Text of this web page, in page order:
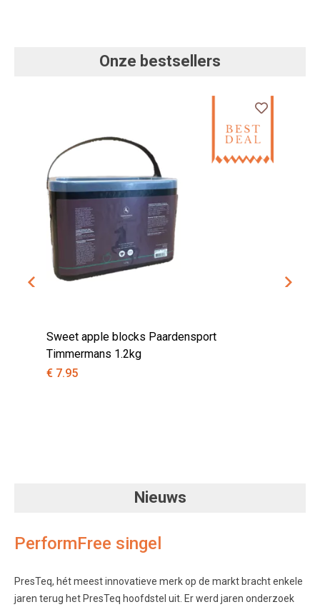
Onze bestsellers
Sweet apple blocks Paardensport
Timmermans 1.2kg
€ 7.95
Nieuws
PerformFree singel
PresTeq, hét meest innovatieve merk op de markt bracht enkele
jaren terug het PresTeq hoofdstel uit. Er werd jaren onderzoek